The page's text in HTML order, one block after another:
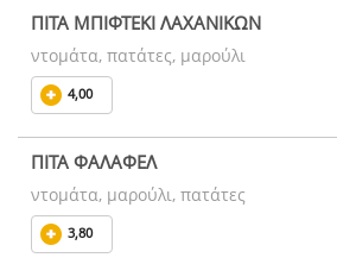
ΠΙΤΑ ΜΠΙΦΤΕΚΙ ΛΑΧΑΝΙΚΩΝ
ντομάτα, πατάτες, μαρούλι
4,00
ΠΙΤΑ ΦΑΛΑΦΕΛ
ντομάτα, μαρούλι, πατάτες
3,80